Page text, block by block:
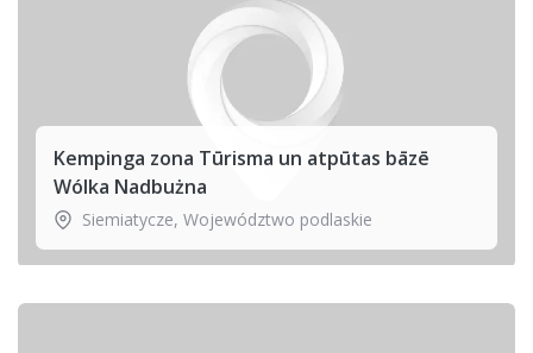
Kempinga zona Tūrisma un atpūtas bāzē
Wólka Nadbużna
Siemiatycze, Województwo podlaskie